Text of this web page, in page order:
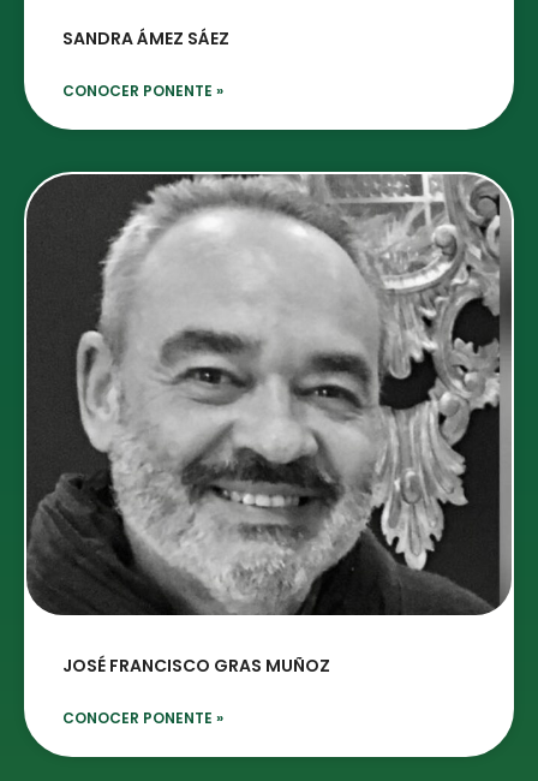
SANDRA ÁMEZ SÁEZ
CONOCER PONENTE »
JOSÉ FRANCISCO GRAS MUÑOZ
CONOCER PONENTE »